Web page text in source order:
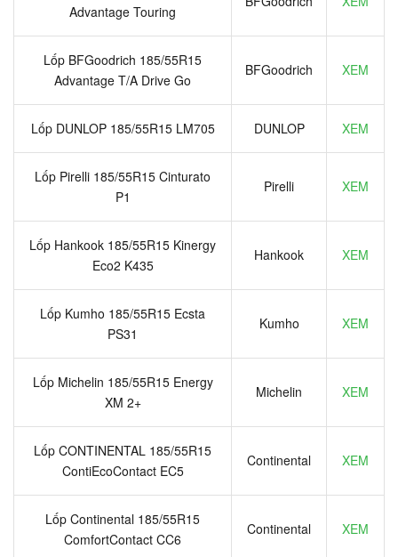
Advantage Touring
Lốp BFGoodrich 185/55R15
Advantage T/A Drive Go
BFGoodrich XEM
Lốp DUNLOP 185/55R15 LM705 DUNLOP XEM
Lốp Pirelli 185/55R15 Cinturato
P1
Pirelli XEM
Lốp Hankook 185/55R15 Kinergy
Eco2 K435
Hankook XEM
Lốp Kumho 185/55R15 Ecsta
PS31
Kumho XEM
Lốp Michelin 185/55R15 Energy
XM 2+
Michelin XEM
Lốp CONTINENTAL 185/55R15
ContiEcoContact EC5
Continental XEM
Lốp Continental 185/55R15
ComfortContact CC6
Continental XEM